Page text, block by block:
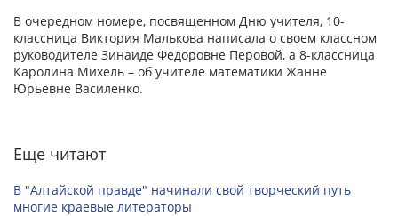
В очередном номере, посвященном Дню учителя, 10-
классница Виктория Малькова написала о своем классном
руководителе Зинаиде Федоровне Перовой, а 8-классница
Каролина Михель – об учителе математики Жанне
Юрьевне Василенко.
Еще читают
В "Алтайской правде" начинали свой творческий путь
многие краевые литераторы